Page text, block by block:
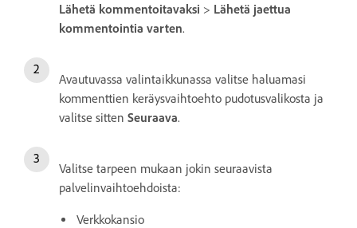
Lähetä kommentoitavaksi > Lähetä jaettua
kommentointia varten.
Avautuvassa valintaikkunassa valitse haluamasi
kommenttien keräysvaihtoehto pudotusvalikosta ja
valitse sitten Seuraava.
Valitse tarpeen mukaan jokin seuraavista
palvelinvaihtoehdoista:
Verkkokansio